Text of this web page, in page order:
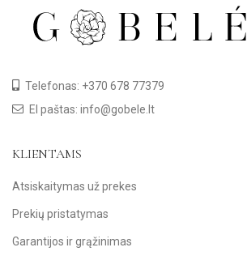
Telefonas: +370 678 77379
El paštas: info@gobele.lt
KLIENTAMS
Atsiskaitymas už prekes
Prekių pristatymas
Garantijos ir grąžinimas